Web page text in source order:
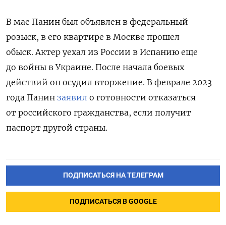
В мае Панин был объявлен в федеральный
розыск, в его квартире в Москве прошел
обыск. Актер уехал из России в Испанию еще
до войны в Украине. После начала боевых
действий он осудил вторжение. В феврале 2023
года Панин заявил о готовности отказаться
от российского гражданства, если получит
паспорт другой страны.
ПОДПИСАТЬСЯ НА ТЕЛЕГРАМ
ПОДПИСАТЬСЯ В GOOGLE